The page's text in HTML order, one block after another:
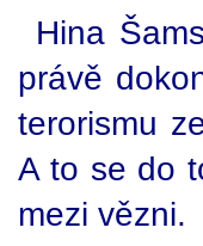
Hina
právě
terorismu
A to se do
mezi vězni.